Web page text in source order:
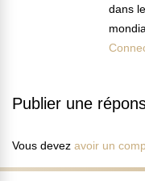
dans
Publier une
Vous devez avoir un